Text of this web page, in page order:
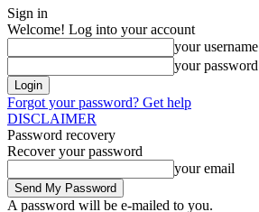
Sign in
Welcome! Log into your account
your username
your password
Forgot your password? Get help
DISCLAIMER
Password recovery
Recover your password
your email
A password will be e-mailed to you.